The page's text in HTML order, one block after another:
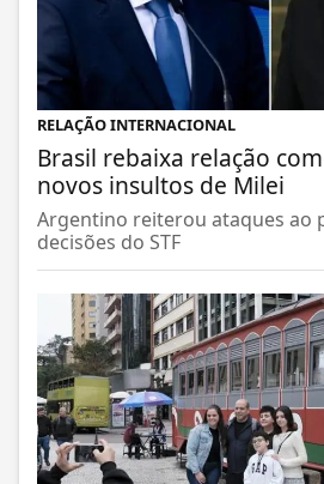
RELAÇÃO INTERNACIONAL
Brasil rebaixa relação
novos insultos de Milei
Argentino reiterou ataques ao
decisões do STF